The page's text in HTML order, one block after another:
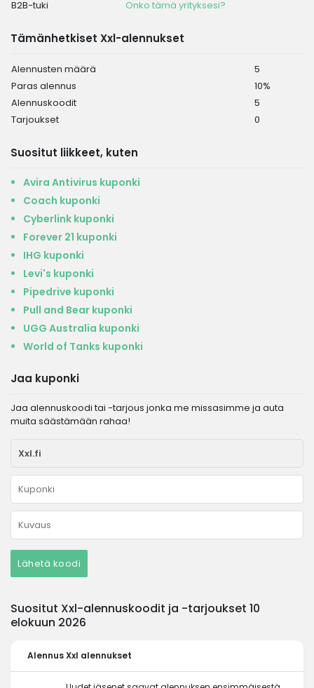
B2B-tuki
Onko tämä yrityksesi?
Tämänhetkiset Xxl-alennukset
Alennusten määrä
5
Paras alennus
10%
Alennuskoodit
5
Tarjoukset
0
Suositut liikkeet, kuten
Avira Antivirus kuponki
Coach kuponki
Cyberlink kuponki
Forever 21 kuponki
IHG kuponki
Levi's kuponki
Pipedrive kuponki
Pull and Bear kuponki
UGG Australia kuponki
World of Tanks kuponki
Jaa kuponki
Jaa alennuskoodi tai -tarjous jonka me missasimme ja auta
muita säästämään rahaa!
Lähetä koodi
Suositut Xxl-alennuskoodit ja -tarjoukset 10
elokuun 2026
AlennusXxl alennukset